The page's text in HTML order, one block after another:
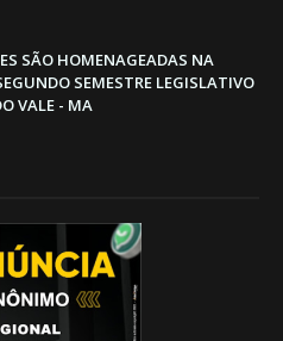
SÃO HOMENAGEADAS NA
SEMESTRE LEGISLATIVO
VALE - MA